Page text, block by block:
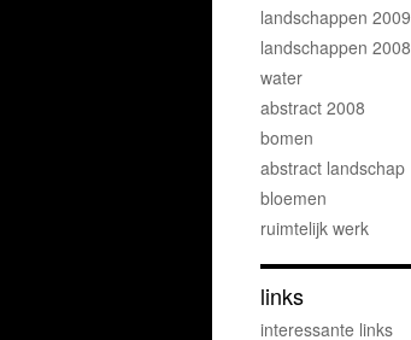
landschappen 2009
landschappen 2008
water
abstract 2008
bomen
abstract landschap
bloemen
ruimtelijk werk
links
interessante links